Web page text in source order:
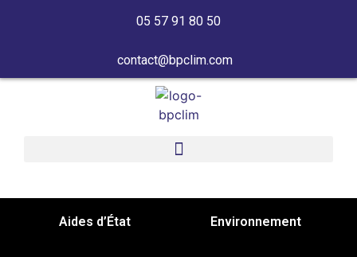
05 57 91 80 50
contact@bpclim.com
Aides d’État Environnement